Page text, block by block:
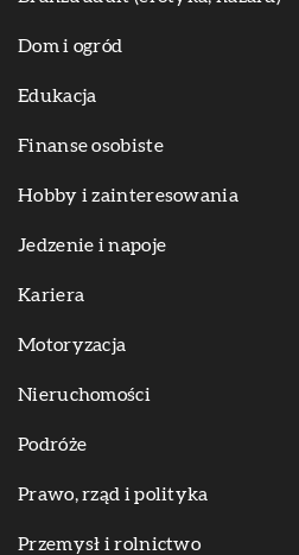
Dom i ogród
Edukacja
Finanse osobiste
Hobby i zainteresowania
Jedzenie i napoje
Kariera
Motoryzacja
Nieruchomości
Podróże
Prawo, rząd i polityka
Przemysł i rolnictwo